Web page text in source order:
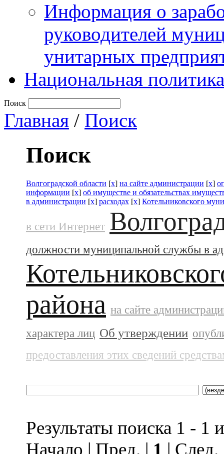
Информация о
руководителей
унитарных
Национальная политика
Поиск
Главная / Поиск
Поиск
Волгоградской области [x] на сайте администрации [x]
информации [x] об имуществе и обязательствах
в администрации [x] расходах [x] Котельниковского
в сети Интернет
должности муниципальной службы в
района на сайте
характера лиц Об утверждении
предоставления этих сведений
Результаты поиска 1 - 1
Начало | Пред. | 1 |